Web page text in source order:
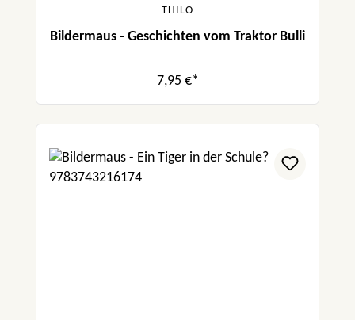
THILO
Bildermaus - Geschichten vom Traktor Bulli
7,95 €*